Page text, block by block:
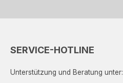
SERVICE-HOTLINE
Unterstützung und Beratung unter: